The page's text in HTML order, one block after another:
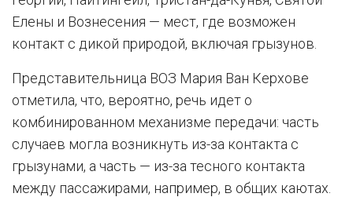
Елены и Вознесения — мест, где возможен
контакт с дикой природой, включая грызунов.
Представительница ВОЗ Мария Ван Керхове
отметила, что, вероятно, речь идет о
комбинированном механизме передачи: часть
случаев могла возникнуть из-за контакта с
грызунами, а часть — из-за тесного контакта
между пассажирами, например, в общих каютах.